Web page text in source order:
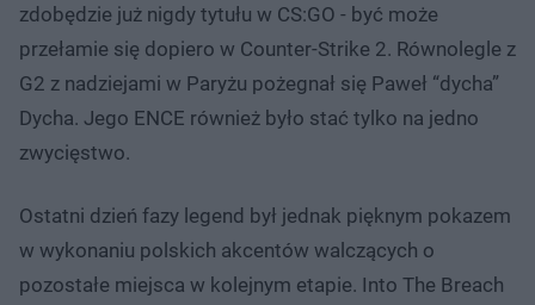
zdobędzie już nigdy tytułu w CS:GO - być może
przełamie się dopiero w Counter-Strike 2. Równolegle z
G2 z nadziejami w Paryżu pożegnał się Paweł “dycha”
Dycha. Jego ENCE również było stać tylko na jedno
zwycięstwo.
Ostatni dzień fazy legend był jednak pięknym pokazem
w wykonaniu polskich akcentów walczących o
pozostałe miejsca w kolejnym etapie. Into The Breach